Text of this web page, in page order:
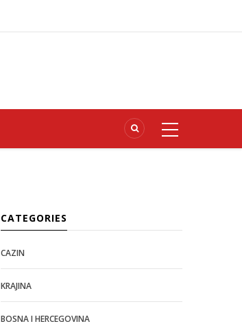
CATEGORIES
CAZIN
KRAJINA
BOSNA I HERCEGOVINA